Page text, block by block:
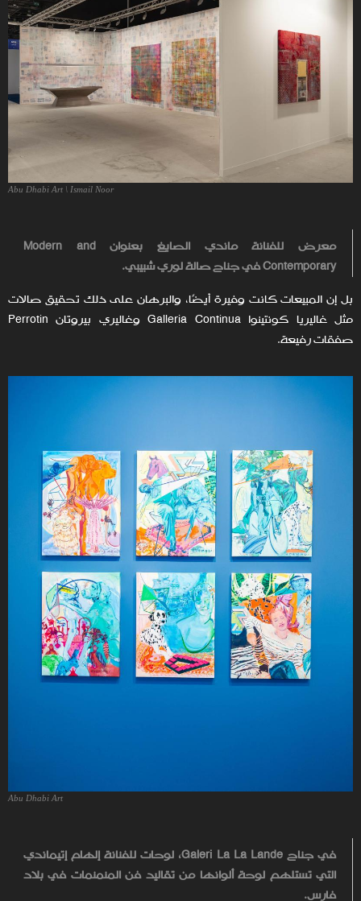
Abu Dhabi Art \ Ismail Noor
معرض للفنانة ماندي الصايغ بعنوان Modern and
Contemporary في جناح صالة لوري شبيبي.
بل إن المبيعات كانت وفيرة أيضًا، والبرهان على ذلك تحقيق صالات
مثل غاليريا كونتينوا Galleria Continua وغاليري بيروتان Perrotin
صفقات رفيعة.
Abu Dhabi Art
في جناح Galeri La La Lande، لوحات للفنانة إلهام إتيماندي
التي تستلهم لوحة ألوانها من تقاليد فن المنمنمات في بلاد
فارس.